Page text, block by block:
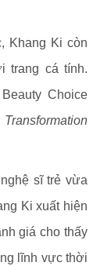
Khang Ki còn
trang cá tính.
Choice
sĩ trẻ vừa
Ki xuất hiện
giá cho thấy
lĩnh vực thời